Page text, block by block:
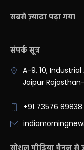
सबसे ज़्यादा पढ़ा गया
संपर्क सूत्र
A-9, 10,
Jaipur
+91 73576 89838